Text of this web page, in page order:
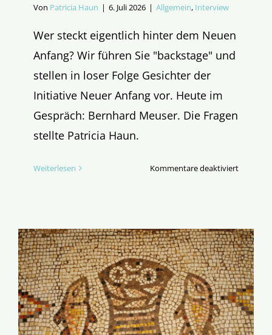
Von Patricia Haun | 6. Juli 2026 | Allgemein, Interview
Wer steckt eigentlich hinter dem Neuen
Anfang? Wir führen Sie "backstage" und
stellen in loser Folge Gesichter der
Initiative Neuer Anfang vor. Heute im
Gespräch: Bernhard Meuser. Die Fragen
stellte Patricia Haun.
Weiterlesen Kommentare deaktiviertfür
Bernhard
Meuser